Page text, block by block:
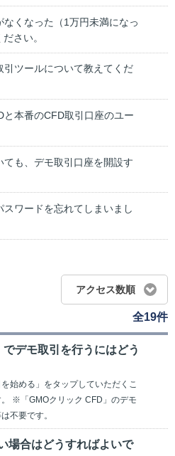
くなった（1万円未満になっ
さい。
ツールについて教えてくだ
本番のCFD取引口座のユー
も、デモ取引口座を開設す
ワードを忘れてしまいまし
アクセス数順
全19件
でデモ取引を行うにはどう
始める」をタップしていただくこ
※「GMOクリック CFD」のデモ
不要です。
場合はどうすればよいで